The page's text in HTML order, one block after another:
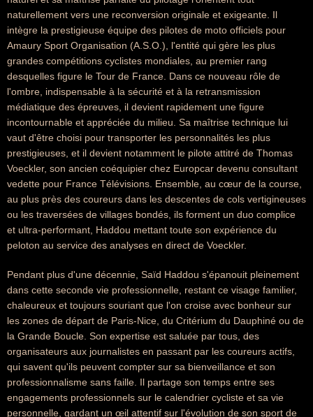
naturellement vers une reconversion originale et exigeante. Il
intègre la prestigieuse équipe des pilotes de moto officiels pour
Amaury Sport Organisation (A.S.O.), l'entité qui gère les plus
grandes compétitions cyclistes mondiales, au premier rang
desquelles figure le Tour de France. Dans ce nouveau rôle de
l'ombre, indispensable à la sécurité et à la retransmission
médiatique des épreuves, il devient rapidement une figure
incontournable et appréciée du milieu. Sa maîtrise technique lui
vaut d'être choisi pour transporter les personnalités les plus
prestigieuses, et il devient notamment le pilote attitré de Thomas
Voeckler, son ancien coéquipier chez Europcar devenu consultant
vedette pour France Télévisions. Ensemble, au cœur de la course,
au plus près des coureurs dans les descentes de cols vertigineuses
ou les traversées de villages bondés, ils forment un duo complice
et ultra-performant, Haddou mettant toute son expérience du
peloton au service des analyses en direct de Voeckler.
Pendant plus d'une décennie, Saïd Haddou s'épanouit pleinement
dans cette seconde vie professionnelle, restant ce visage familier,
chaleureux et toujours souriant que l'on croise avec bonheur sur
les zones de départ de Paris-Nice, du Critérium du Dauphiné ou de
la Grande Boucle. Son expertise est saluée par tous, des
organisateurs aux journalistes en passant par les coureurs actifs,
qui savent qu'ils peuvent compter sur sa bienveillance et son
professionnalisme sans faille. Il partage son temps entre ses
engagements professionnels sur le calendrier cycliste et sa vie
personnelle, gardant un œil attentif sur l'évolution de son sport de